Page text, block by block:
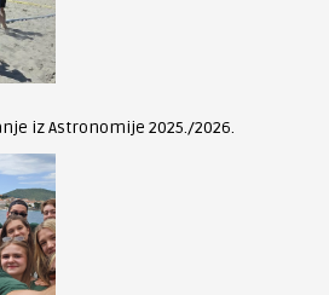
iz Astronomije 2025./2026.